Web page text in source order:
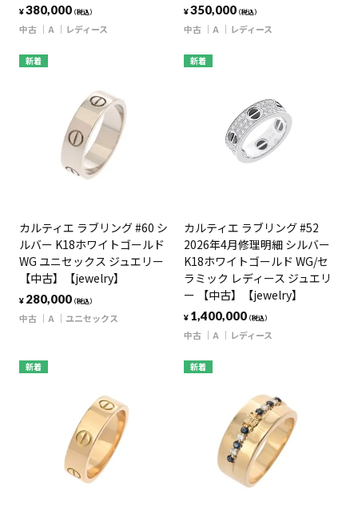
¥380,000（税込）
中古 A レディース
¥350,000（税込）
中古 A レディース
新着
カルティエ ラブリング #60 シ
ルバー K18ホワイトゴールド
WG ユニセックス ジュエリー
【中古】【jewelry】
¥ 280,000（税込）
中古 A ユニセックス
新着
カルティエ ラブリング #52
2026年4月修理明細 シルバー
K18ホワイトゴールド WG/セ
ラミック レディース ジュエリ
ー 【中古】【jewelry】
¥ 1,400,000（税込）
中古 A レディース
新着 新着